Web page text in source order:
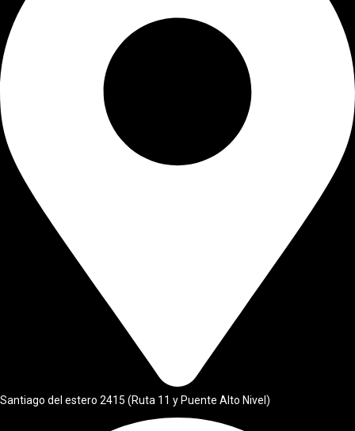
Santiago del estero 2415 (Ruta 11 y Puente Alto Nivel)